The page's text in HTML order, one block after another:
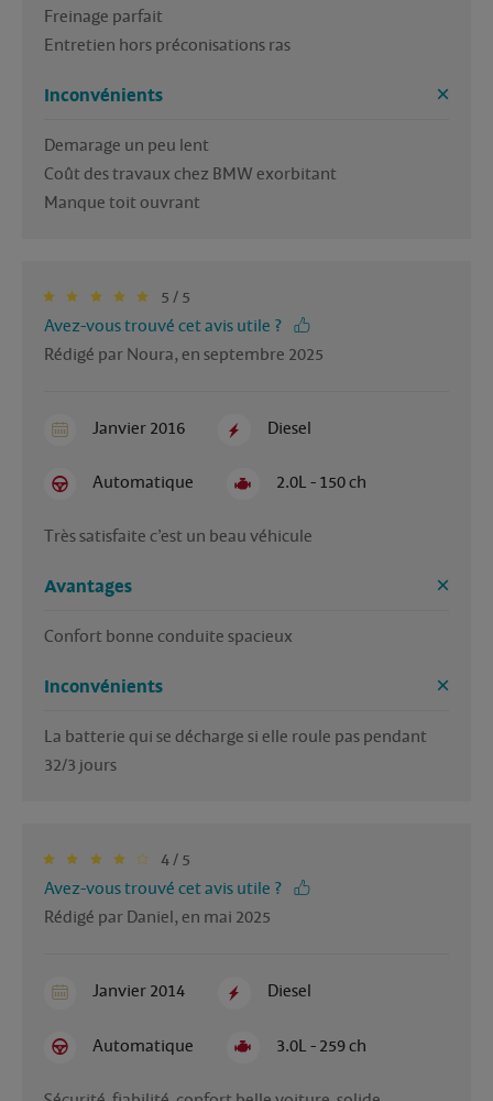
Freinage parfait
Entretien hors préconisations ras
Inconvénients
Demarage un peu lent
Coût des travaux chez BMW exorbitant
Manque toit ouvrant
5 / 5
Avez-vous trouvé cet avis utile ?
Rédigé par Noura, en septembre 2025
Janvier 2016 Diesel
Automatique 2.0L - 150 ch
Très satisfaite c’est un beau véhicule
Avantages
Confort bonne conduite spacieux
Inconvénients
La batterie qui se décharge si elle roule pas pendant
32/3 jours
4 / 5
Avez-vous trouvé cet avis utile ?
Rédigé par Daniel, en mai 2025
Janvier 2014 Diesel
Automatique 3.0L - 259 ch